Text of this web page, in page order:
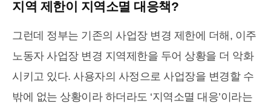
지역 제한이 지역소멸 대응책?
그런데 정부는 기존의 사업장 변경 제한에 더해, 이주
노동자 사업장 변경 지역제한을 두어 상황을 더 악화
시키고 있다. 사용자의 사정으로 사업장을 변경할 수
밖에 없는 상황이라 하더라도 ‘지역소멸 대응’이라는